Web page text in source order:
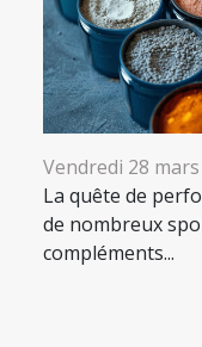
Vendredi 28
La quête de
de nombreux
compléments...